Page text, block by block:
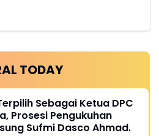
TODAY
Sebagai Ketua DPC
Prosesi Pengukuhan
Sufmi Dasco Ahmad.